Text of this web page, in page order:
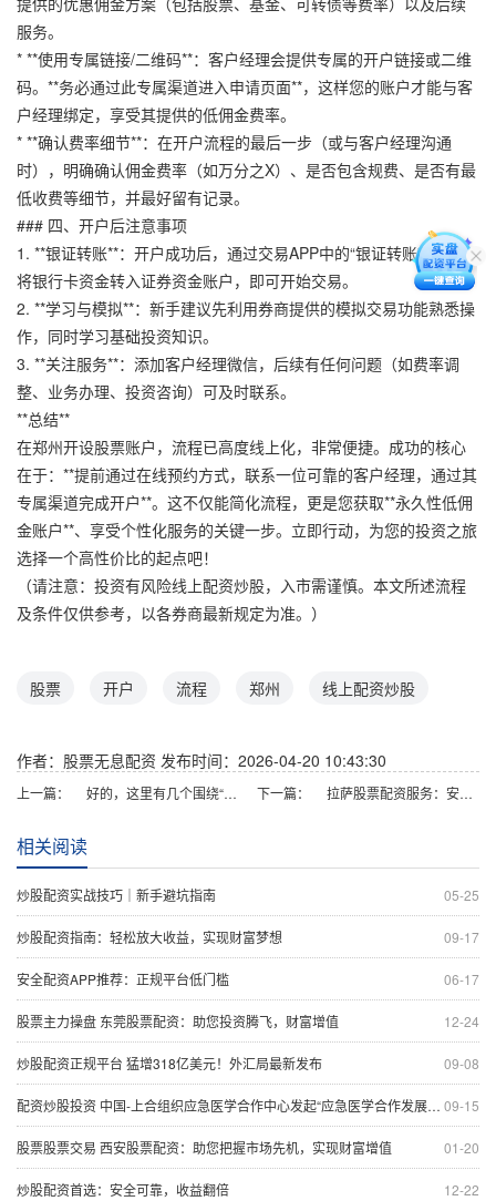
服务。
* **使用专属链接/二维码**：客户经理会提供专属的开户链接或二维
码。**务必通过此专属渠道进入申请页面**，这样您的账户才能与客
户经理绑定，享受其提供的低佣金费率。
* **确认费率细节**：在开户流程的最后一步（或与客户经理沟通
时），明确确认佣金费率（如万分之X）、是否包含规费、是否有最
低收费等细节，并最好留有记录。
### 四、开户后注意事项
1. **银证转账**：开户成功后，通过交易APP中的“银证转账”功能，
将银行卡资金转入证券资金账户，即可开始交易。
2. **学习与模拟**：新手建议先利用券商提供的模拟交易功能熟悉操
作，同时学习基础投资知识。
3. **关注服务**：添加客户经理微信，后续有任何问题（如费率调
整、业务办理、投资咨询）可及时联系。
**总结**
在郑州开设股票账户，流程已高度线上化，非常便捷。成功的核心
在于：**提前通过在线预约方式，联系一位可靠的客户经理，通过其
专属渠道完成开户**。这不仅能简化流程，更是您获取**永久性低佣
金账户**、享受个性化服务的关键一步。立即行动，为您的投资之旅
选择一个高性价比的起点吧！
（请注意：投资有风险线上配资炒股，入市需谨慎。本文所述流程
及条件仅供参考，以各券商最新规定为准。）
股票 开户 流程 郑州 线上配资炒股
作者：股票无息配资 发布时间：2026-04-20 10:43:30
上一篇： 好的，这里有几个围绕“十大杠杆炒股指平台”关键词、适合百度收录的标题，均在以内： 下一篇： 拉萨股票配资服务：安全杠杆投资，专业平台助力
相关阅读
05-25
炒股配资实战技巧｜新手避坑指南
09-17
炒股配资指南：轻松放大收益，实现财富梦想
06-17
安全配资APP推荐：正规平台低门槛
12-24
股票主力操盘 东莞股票配资：助您投资腾飞，财富增值
09-08
炒股配资正规平台 猛增318亿美元！外汇局最新发布
09-15
配资炒股投资 中国-上合组织应急医学合作中心发起“应急医学合作发展”倡议
01-20
股票股票交易 西安股票配资：助您把握市场先机，实现财富增值
12-22
炒股配资首选：安全可靠，收益翻倍